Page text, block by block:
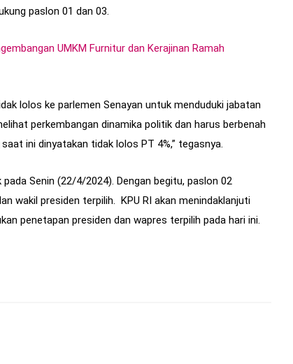
paslon 01 dan 03.
UMKM Furnitur dan Kerajinan Ramah
lolos ke parlemen Senayan untuk menduduki jabatan
perkembangan dinamika politik dan harus berbenah
ini dinyatakan tidak lolos PT 4%,” tegasnya.
Senin (22/4/2024). Dengan begitu, paslon 02
wakil presiden terpilih. KPU RI akan menindaklanjuti
penetapan presiden dan wapres terpilih pada hari ini.